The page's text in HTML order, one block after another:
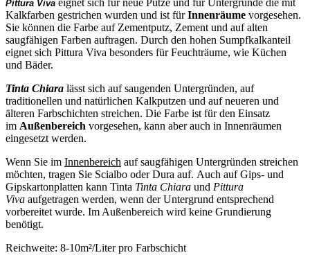
Pittura Viva
Kalkfarben gestrichen wurden und ist fürInnenräume vorgesehen.
Sie können die Farbe auf Zementputz, Zement und auf alten
saugfähigen Farben auftragen. Durch den hohen Sumpfkalkanteil
eignet sich Pittura Viva besonders für Feuchträume, wie Küchen
und Bäder.
Tinta Chiara lässt sich auf saugenden Untergründen, auf
traditionellen und natürlichen Kalkputzen und auf neueren und
älteren Farbschichten streichen. Die Farbe ist für den Einsatz
im Außenbereich vorgesehen, kann aber auch in Innenräumen
eingesetzt werden.
Wenn Sie im Innenbereich auf saugfähigen Untergründen streichen
möchten, tragen Sie Scialbo oder Dura auf. Auch auf Gips- und
Gipskartonplatten kann Tinta Tinta Chiara und Pittura
Viva aufgetragen werden, wenn der Untergrund entsprechend
vorbereitet wurde. Im Außenbereich wird keine Grundierung
benötigt.
Reichweite: 8-10m²/Liter pro Farbschicht